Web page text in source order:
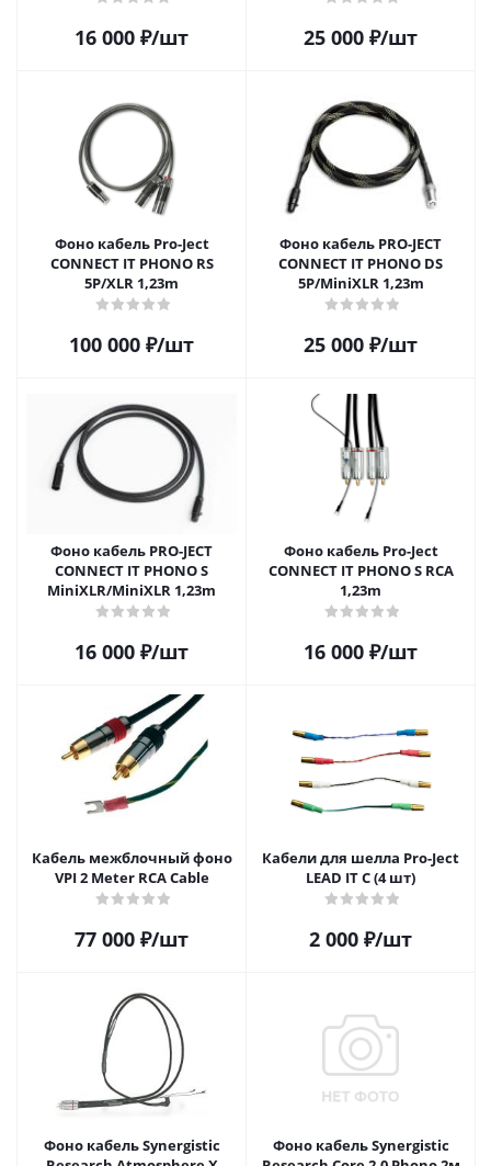
16 000 ₽/шт 25 000 ₽/шт
Фоно кабель Pro-Ject
CONNECT IT PHONO RS
5P/XLR 1,23m
100 000 ₽/шт
Фоно кабель PRO-JECT
CONNECT IT PHONO DS
5P/MiniXLR 1,23m
25 000 ₽/шт
Фоно кабель PRO-JECT
CONNECT IT PHONO S
MiniXLR/MiniXLR 1,23m
16 000 ₽/шт
Фоно кабель Pro-Ject
CONNECT IT PHONO S RCA
1,23m
16 000 ₽/шт
Кабель межблочный фоно
VPI 2 Meter RCA Cable
77 000 ₽/шт
Кабели для шелла Pro-Ject
LEAD IT C (4 шт)
2 000 ₽/шт
Фоно кабель Synergistic
Фоно кабель Synergistic